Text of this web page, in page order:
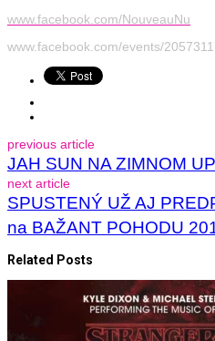
www.facebook.com/NouveauNu
www.facebook.com/events/
previous article
JAH SUN NA ZIMNOM
next article
SPUSTENÝ UŽ AJ
na BAŽANT POHODU
Related Posts